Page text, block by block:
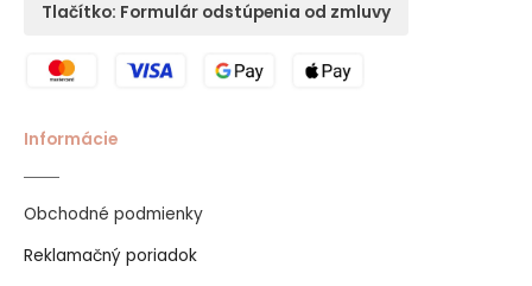
Tlačítko: Formulár odstúpenia od zmluvy
Informácie
Obchodné podmienky
Reklamačný poriadok